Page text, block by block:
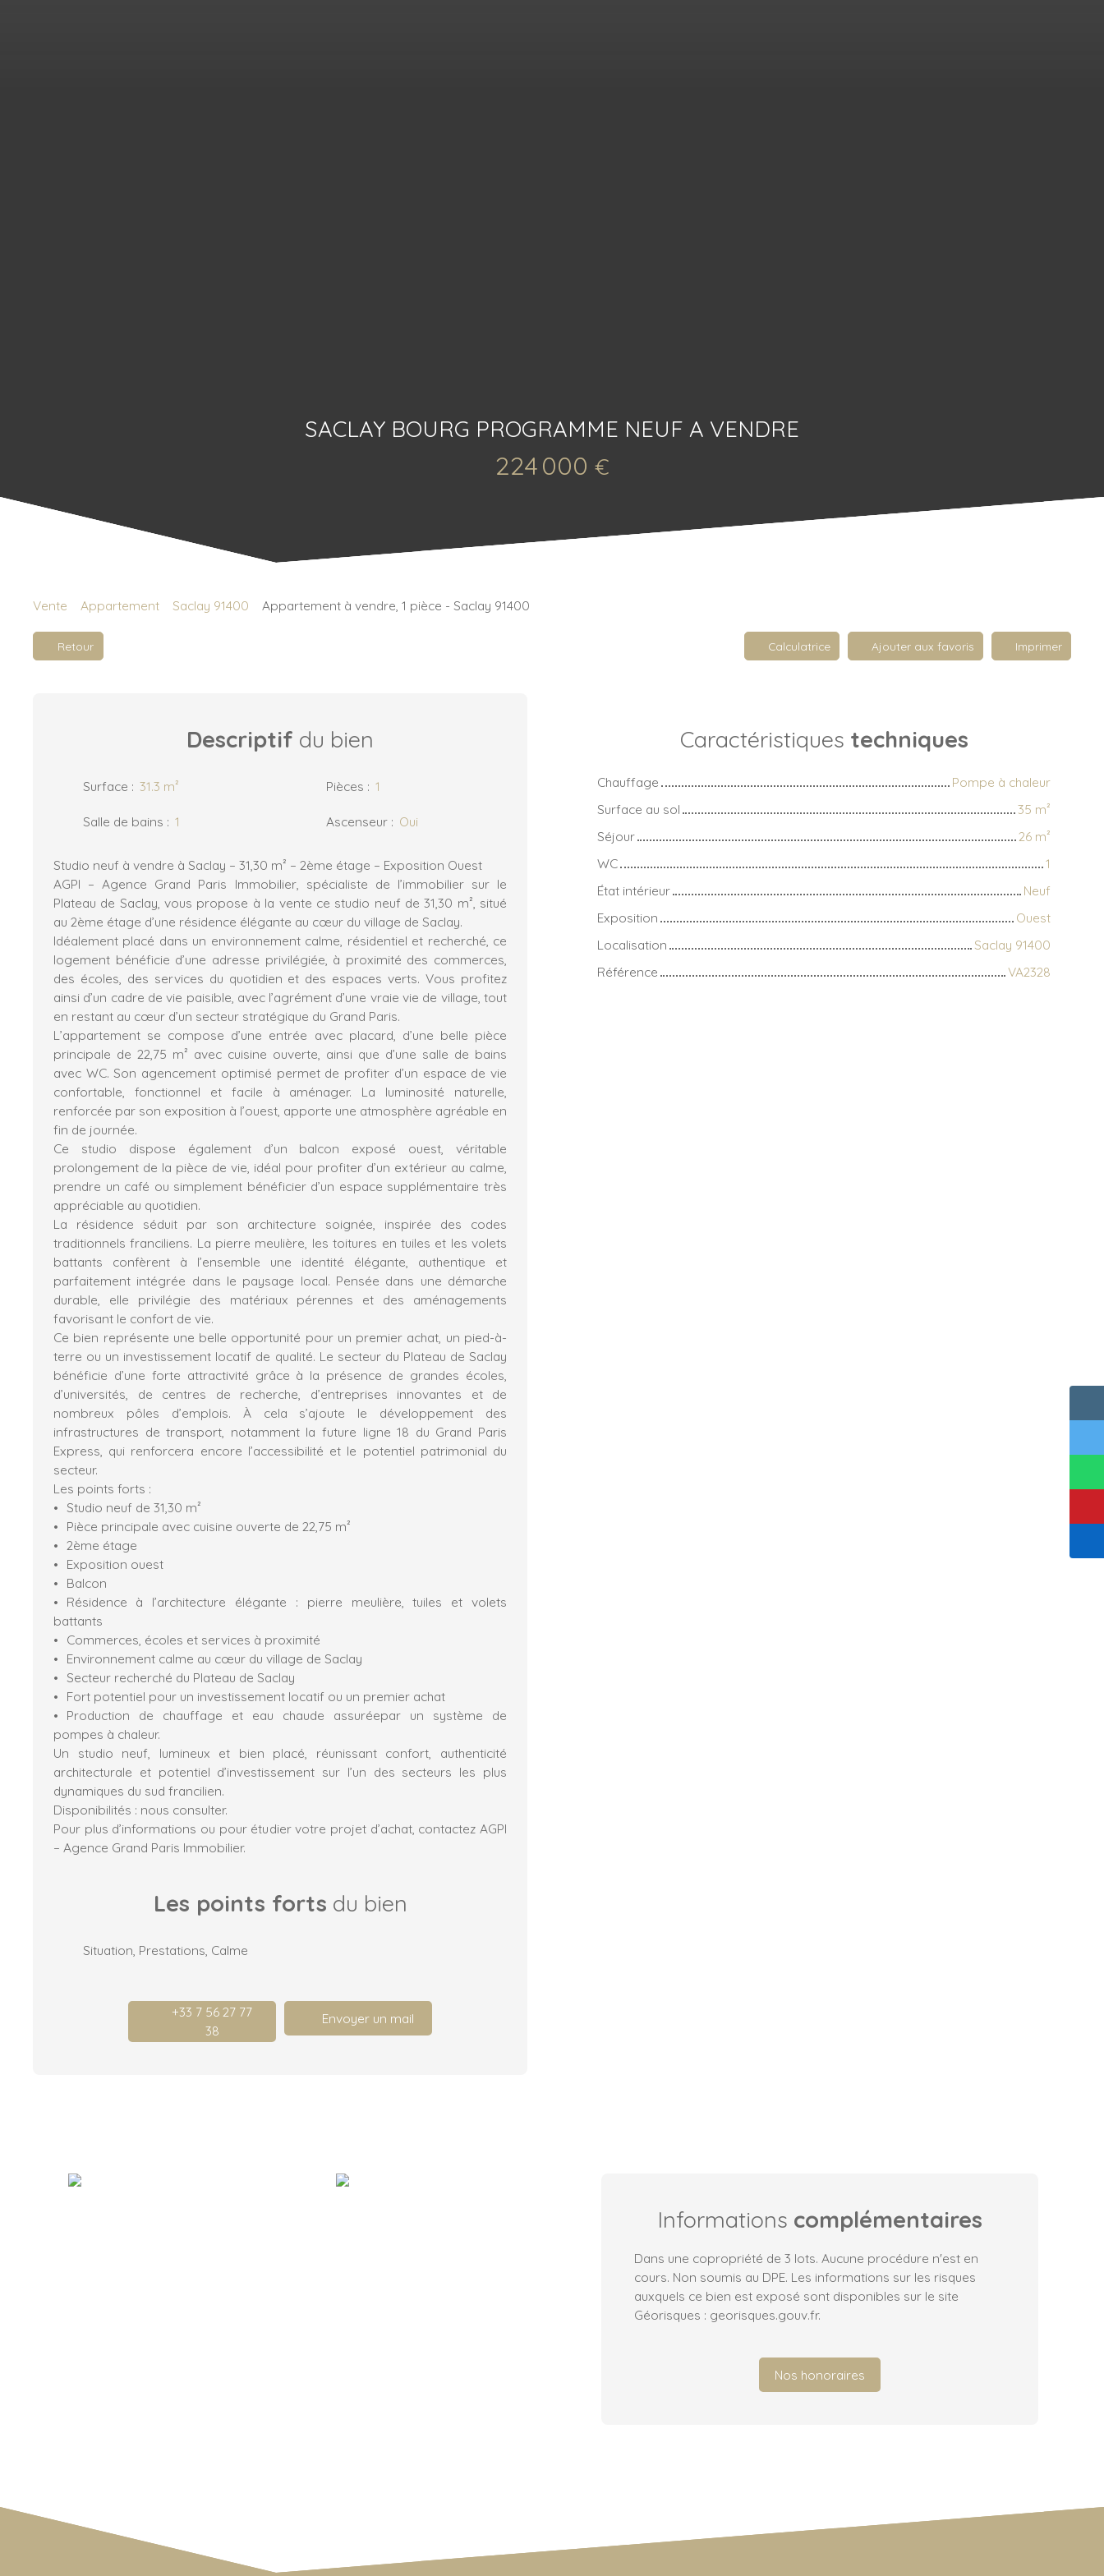
SACLAY BOURG PROGRAMME NEUF A VENDRE
224 000 €
Vente Appartement Saclay 91400 Appartement à vendre, 1 pièce - Saclay 91400
Retour Calculatrice Ajouter aux favoris Imprimer
Descriptif du bien
Surface : 31.3 m² Pièces : 1
Salle de bains : 1 Ascenseur : Oui
Studio neuf à vendre à Saclay – 31,30 m² – 2ème étage – Exposition Ouest
AGPI – Agence Grand Paris Immobilier, spécialiste de l’immobilier sur le
Plateau de Saclay, vous propose à la vente ce studio neuf de 31,30 m², situé
au 2ème étage d’une résidence élégante au cœur du village de Saclay.
Idéalement placé dans un environnement calme, résidentiel et recherché, ce
logement bénéficie d’une adresse privilégiée, à proximité des commerces,
des écoles, des services du quotidien et des espaces verts. Vous profitez
ainsi d’un cadre de vie paisible, avec l’agrément d’une vraie vie de village, tout
en restant au cœur d’un secteur stratégique du Grand Paris.
L’appartement se compose d’une entrée avec placard, d’une belle pièce
principale de 22,75 m² avec cuisine ouverte, ainsi que d’une salle de bains
avec WC. Son agencement optimisé permet de profiter d’un espace de vie
confortable, fonctionnel et facile à aménager. La luminosité naturelle,
renforcée par son exposition à l’ouest, apporte une atmosphère agréable en
fin de journée.
Ce studio dispose également d’un balcon exposé ouest, véritable
prolongement de la pièce de vie, idéal pour profiter d’un extérieur au calme,
prendre un café ou simplement bénéficier d’un espace supplémentaire très
appréciable au quotidien.
La résidence séduit par son architecture soignée, inspirée des codes
traditionnels franciliens. La pierre meulière, les toitures en tuiles et les volets
battants confèrent à l’ensemble une identité élégante, authentique et
parfaitement intégrée dans le paysage local. Pensée dans une démarche
durable, elle privilégie des matériaux pérennes et des aménagements
favorisant le confort de vie.
Ce bien représente une belle opportunité pour un premier achat, un pied-à-
terre ou un investissement locatif de qualité. Le secteur du Plateau de Saclay
bénéficie d’une forte attractivité grâce à la présence de grandes écoles,
d’universités, de centres de recherche, d’entreprises innovantes et de
nombreux pôles d’emplois. À cela s’ajoute le développement des
infrastructures de transport, notamment la future ligne 18 du Grand Paris
Express, qui renforcera encore l’accessibilité et le potentiel patrimonial du
secteur.
Les points forts :
Studio neuf de 31,30 m²
Pièce principale avec cuisine ouverte de 22,75 m²
2ème étage
Exposition ouest
Balcon
Résidence à l’architecture élégante : pierre meulière, tuiles et volets
battants
Commerces, écoles et services à proximité
Environnement calme au cœur du village de Saclay
Secteur recherché du Plateau de Saclay
Fort potentiel pour un investissement locatif ou un premier achat
Production de chauffage et eau chaude assuréepar un système de
pompes à chaleur.
Un studio neuf, lumineux et bien placé, réunissant confort, authenticité
architecturale et potentiel d’investissement sur l’un des secteurs les plus
dynamiques du sud francilien.
Disponibilités : nous consulter.
Pour plus d’informations ou pour étudier votre projet d’achat, contactez AGPI
– Agence Grand Paris Immobilier.
Les points forts du bien
Situation, Prestations, Calme
+33 7 56 27 77
38
Envoyer un mail
Caractéristiques techniques
Chauffage
Pompe à chaleur
Surface au sol
35 m²
Séjour
26 m²
WC
1
État intérieur
Neuf
Exposition
Ouest
Localisation
Saclay 91400
Référence
VA2328
Informations complémentaires
Dans une copropriété de 3 lots. Aucune procédure n'est en
cours. Non soumis au DPE. Les informations sur les risques
auxquels ce bien est exposé sont disponibles sur le site
Géorisques : georisques.gouv.fr.
Nos honoraires